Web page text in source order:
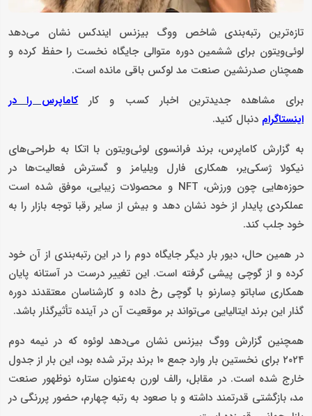
تازه‌ترین رتبه‌بندی شاخص ووگ بیزنس ایندکس نشان می‌دهد
لوئی‌ویتون برای ششمین دوره متوالی جایگاه نخست را حفظ کرده و
همچنان صدرنشین صنعت مد لوکس باقی مانده است.
برای مشاهده جدیدترین اخبار کسب و کارکاماپرس را در
اینستاگرام دنبال کنید.
به گزارش کاماپرس، برند فرانسوی لوئی‌ویتون با اتکا به طراحی‌های
نیکولا ژسکی‌یر، همکاری فارل ویلیامز و گسترش فعالیت‌ها در
حوزه‌هایی چون ورزش، NFT و محصولات زیبایی، موفق شده است
عملکردی پایدار از خود نشان دهد و بیش از سایر رقبا توجه بازار را به
خود جلب کند.
در همین حال، دیور بار دیگر جایگاه دوم را در این رتبه‌بندی از آن خود
کرده و از گوچی پیشی گرفته است. این تغییر درست در آستانه پایان
همکاری ساباتو دِسارنو با گوچی رخ داده و کارشناسان معتقدند دوره
گذار این برند ایتالیایی می‌تواند بر موقعیت آن در آینده تأثیرگذار باشد.
همچنین گزارش ووگ بیزنس نشان می‌دهد لوئوه که در نیمه دوم
۲۰۲۴ برای نخستین بار وارد جمع ۱۰ برند برتر شده بود، این بار از جدول
خارج شده است. در مقابل، رالف لورن به‌عنوان ستاره نوظهور صنعت
مد، بازگشتی قدرتمند داشته و با صعود به رتبه چهارم، حضور پررنگی در